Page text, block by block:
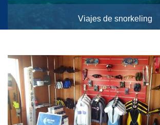
Viajes de snorkeling